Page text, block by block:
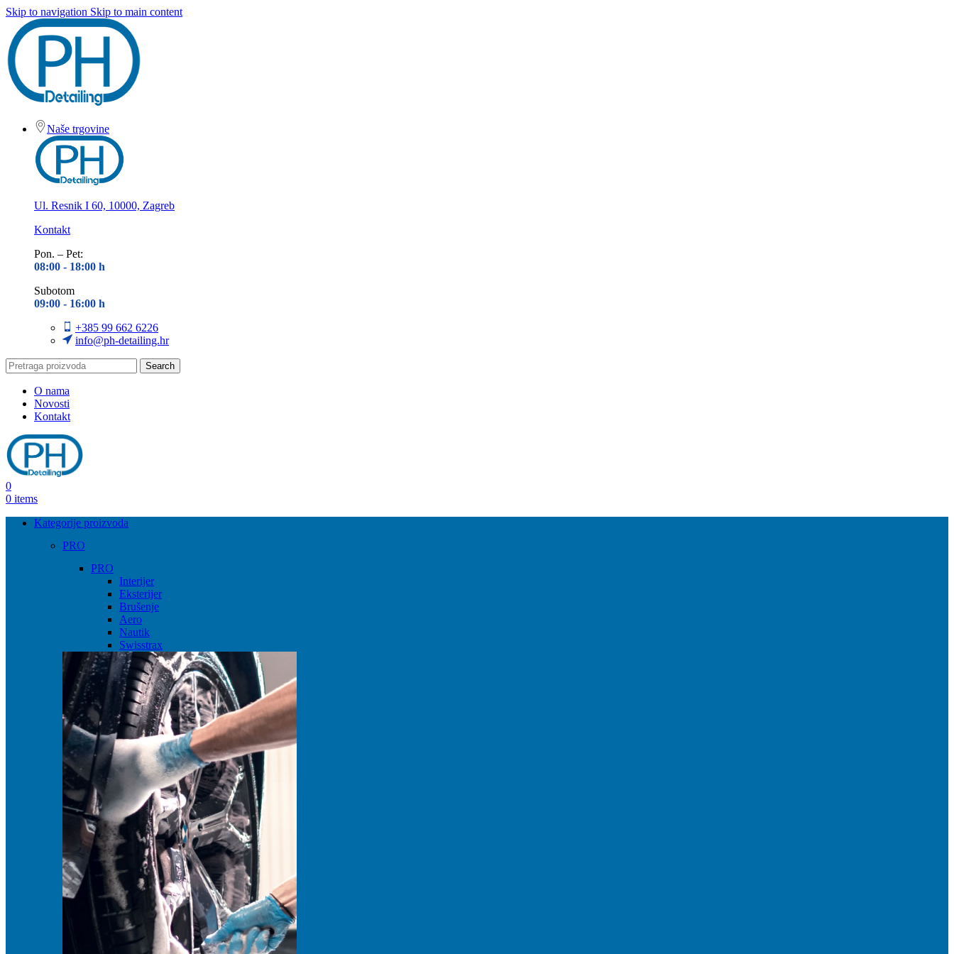
Skip to navigation Skip to main content
Naše trgovine
Ul. Resnik I 60, 10000, Zagreb
Kontakt
Pon. – Pet:
08:00 - 18:00 h
Subotom
09:00 - 16:00 h
+385 99 662 6226
info@ph-detailing.hr
Search
O nama
Novosti
Kontakt
0
0 items
Kategorije proizvoda
PRO
PRO
Interijer
Eksterijer
Brušenje
Aero
Nautik
Swisstrax